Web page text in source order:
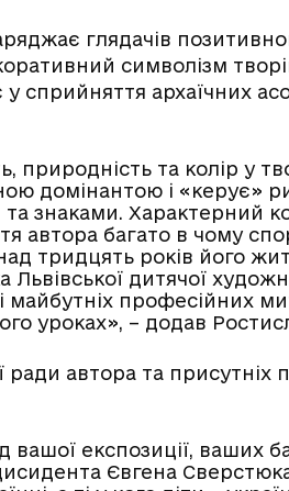
глядачів
символізм
сприйняття архаїчних
природність та колір у
домінантою і «керує»
знаками. Характерний
автора багато в чому
тридцять років його
Львівської дитячої
майбутніх професійних
уроках», – додав
ради автора та
вашої експозиції, ваших
Євгена